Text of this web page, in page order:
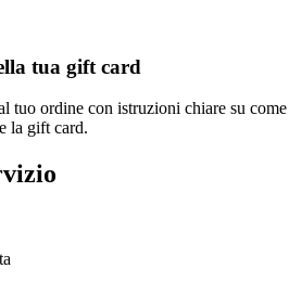
tua gift card
tuo ordine con istruzioni chiare su come
la gift card.